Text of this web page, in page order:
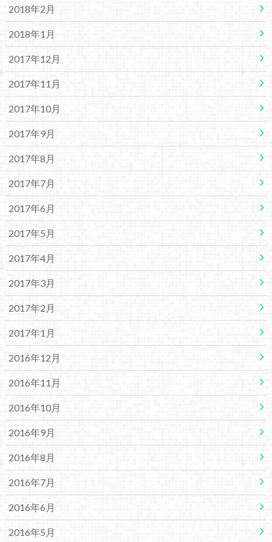
2018年2月
2018年1月
2017年12月
2017年11月
2017年10月
2017年9月
2017年8月
2017年7月
2017年6月
2017年5月
2017年4月
2017年3月
2017年2月
2017年1月
2016年12月
2016年11月
2016年10月
2016年9月
2016年8月
2016年7月
2016年6月
2016年5月